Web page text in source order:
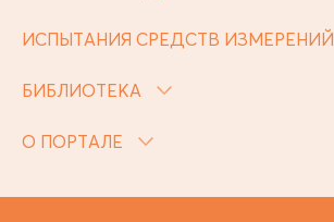
ИСПЫТАНИЯ СРЕДСТВ ИЗМЕРЕНИЙ
БИБЛИОТЕКА
О ПОРТАЛЕ